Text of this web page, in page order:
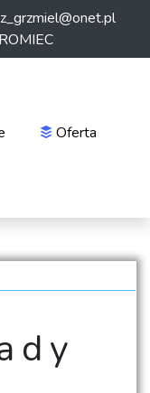
Oferta